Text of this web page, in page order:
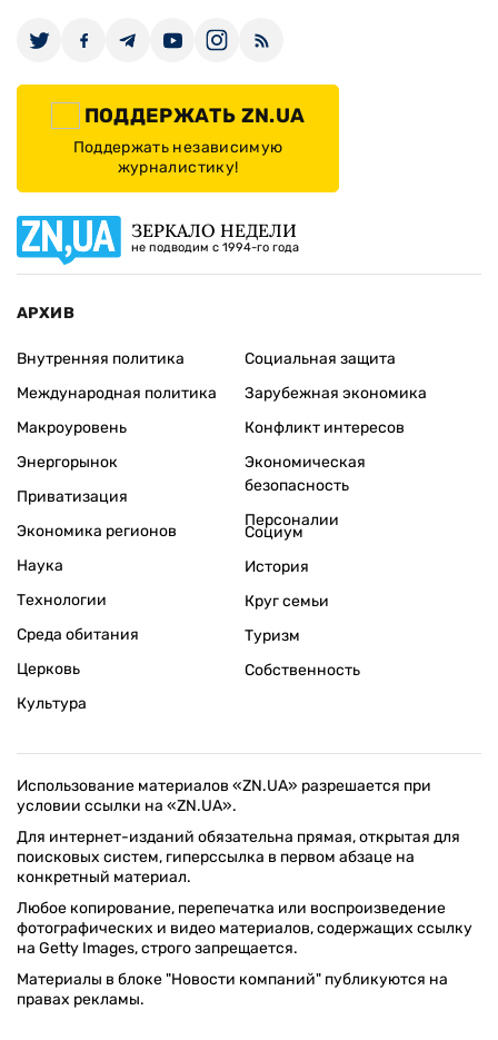
ПОДДЕРЖАТЬ ZN.UA
Поддержать независимую
журналистику!
ЗЕРКАЛО НЕДЕЛИ
не подводим с 1994-го года
АРХИВ
Внутренняя политика
Международная политика
Макроуровень
Энергорынок
Приватизация
Экономика регионов
Социальная защита
Зарубежная экономика
Конфликт интересов
Экономическая
безопасность
Персоналии
Наука
Технологии
Среда обитания
Церковь
Культура
Социум
История
Круг семьи
Туризм
Собственность
Использование материалов «ZN.UA» разрешается при
условии ссылки на «ZN.UA».
Для интернет-изданий обязательна прямая, открытая для
поисковых систем, гиперссылка в первом абзаце на
конкретный материал.
Любое копирование, перепечатка или воспроизведение
фотографических и видео материалов, содержащих ссылку
на Getty Images, строго запрещается.
Материалы в блоке "Новости компаний" публикуются на
правах рекламы.